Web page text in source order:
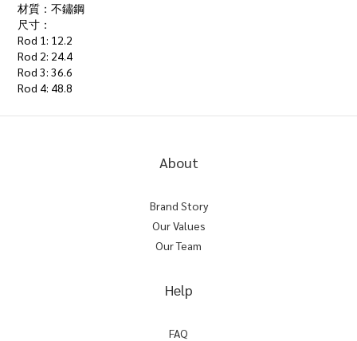
材質：不鏽鋼
尺寸：
Rod 1: 12.2
Rod 2: 24.4
Rod 3: 36.6
Rod 4: 48.8
About
Brand Story
Our Values
Our Team
Help
FAQ